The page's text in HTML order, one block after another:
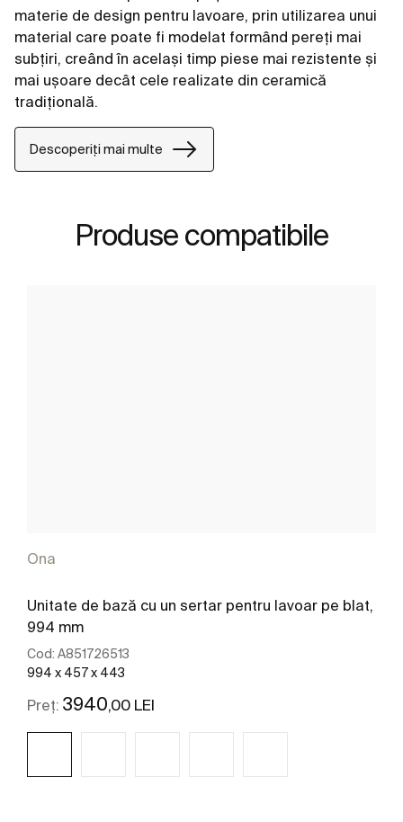
materie de design pentru lavoare, prin utilizarea unui
material care poate fi modelat formând pereți mai
subțiri, creând în același timp piese mai rezistente și
mai ușoare decât cele realizate din ceramică
tradițională.
Descoperiți mai multe
Produse compatibile
Ona
Unitate de bază cu un sertar pentru lavoar pe blat,
994 mm
Cod: A851726513
994 x 457 x 443
Preț: 3940,00 LEI